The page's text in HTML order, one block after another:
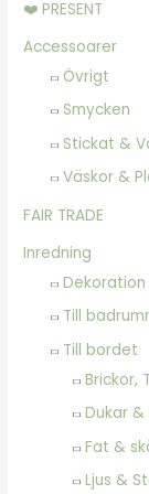
❤️ PRESENT
Accessoarer
Övrigt
Smycken
Stickat &
Väskor &
FAIR TRADE
Inredning
Dekoration
Till
Till bordet
Brickor,
Dukar &
Fat &
Ljus &